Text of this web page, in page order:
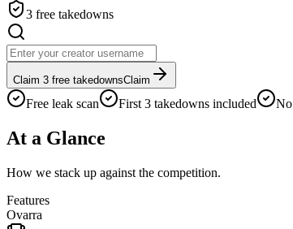
3 free takedowns
Claim 3 free takedownsClaim
Free leak scan First 3 takedowns included
At a Glance
How we stack up against the competition.
Features
Ovarra